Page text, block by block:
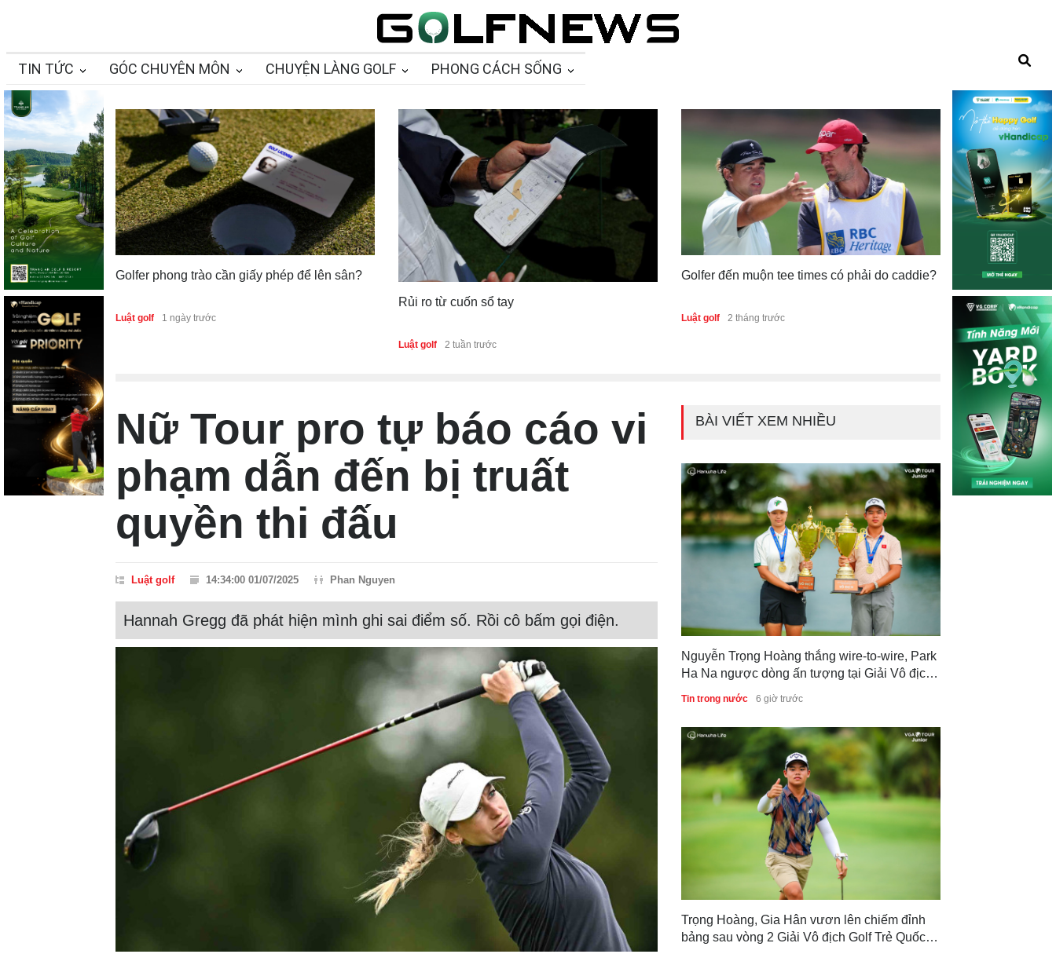
TIN TỨC GÓC CHUYÊN MÔN CHUYỆN LÀNG GOLF PHONG CÁCH SỐNG
Golfer phong trào cần giấy phép để lên sân?
Luật golf 1 ngày trước
Rủi ro từ cuốn sổ tay
Luật golf 2 tuần trước
Golfer đến muộn tee times có phải do caddie?
Luật golf 2 tháng trước
PGA
tranh cãi với
fairway
Luật golf 2 tháng
Nữ Tour pro tự báo cáo vi
phạm dẫn đến bị truất
quyền thi đấu
Luật golf 14:34:00 01/07/2025 Phan Nguyen
Hannah Gregg đã phát hiện mình ghi sai điểm số. Rồi cô bấm gọi điện.
BÀI VIẾT XEM NHIỀU
Nguyễn Trọng Hoàng thắng wire-to-wire, Park
Ha Na ngược dòng ấn tượng tại Giải Vô địch
Golf Trẻ Quốc gia 2026
Tin trong nước 6 giờ trước
Trọng Hoàng, Gia Hân vươn lên chiếm đỉnh
bảng sau vòng 2 Giải Vô địch Golf Trẻ Quốc